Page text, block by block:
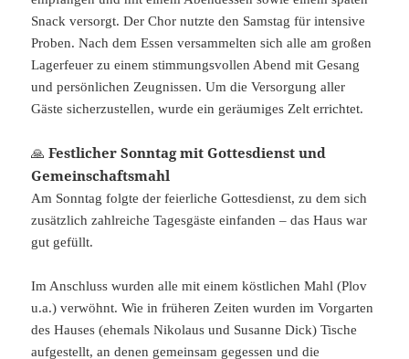
Snack versorgt. Der Chor nutzte den Samstag für intensive
Proben. Nach dem Essen versammelten sich alle am großen
Lagerfeuer zu einem stimmungsvollen Abend mit Gesang
und persönlichen Zeugnissen. Um die Versorgung aller
Gäste sicherzustellen, wurde ein geräumiges Zelt errichtet.
🙏Festlicher Sonntag mit Gottesdienst und
Gemeinschaftsmahl
Am Sonntag folgte der feierliche Gottesdienst, zu dem sich
zusätzlich zahlreiche Tagesgäste einfanden – das Haus war
gut gefüllt.
Im Anschluss wurden alle mit einem köstlichen Mahl (Plov
u.a.) verwöhnt. Wie in früheren Zeiten wurden im Vorgarten
des Hauses (ehemals Nikolaus und Susanne Dick) Tische
aufgestellt, an denen gemeinsam gegessen und die